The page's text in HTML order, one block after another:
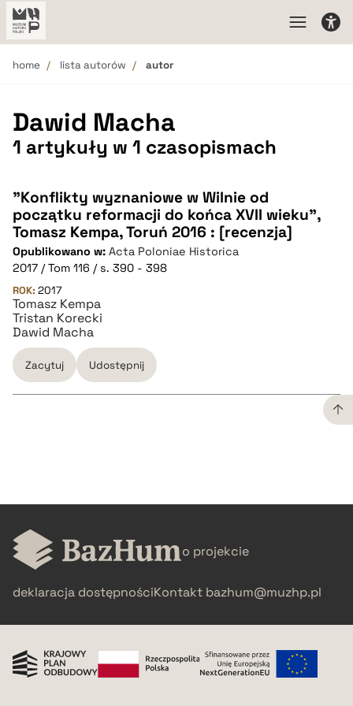
home lista autorów autor
Dawid Macha
1 artykuły w 1 czasopismach
"Konflikty wyznaniowe w Wilnie od
początku reformacji do końca XVII wieku",
Tomasz Kempa, Toruń 2016 : [recenzja]
Opublikowano w: Acta Poloniae Historica
2017 / Tom 116 / s. 390 - 398
ROK: 2017
Tomasz Kempa
Tristan Korecki
Dawid Macha
Zacytuj Udostępnij
BIBTEX
o projekcie
deklaracja dostępnościKontakt bazhum@muzhp.pl